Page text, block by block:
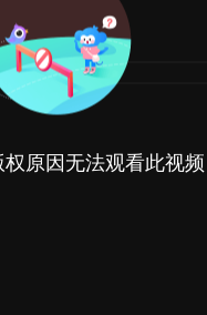
原因无法观看此视频